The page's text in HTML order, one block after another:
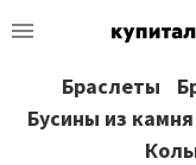
Браслеты
Бусины из